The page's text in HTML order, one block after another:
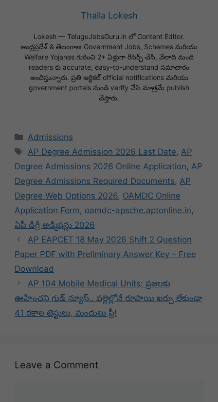
Thalla Lokesh
Lokesh — TeluguJobsGuru.in లో Content Editor.
ఆంధ్రప్రదేశ్ & తెలంగాణ Government Jobs, Schemes మరియు
Welfare Yojanas గురించి 2+ ఏళ్లుగా రీసెర్చ్ చేసి, వేలాది మంది
readers కు accurate, easy-to-understand సమాచారం
అందిస్తున్నారు. ప్రతి ఆర్టికల్ official notifications మరియు
government portals నుండి verify చేసి మాత్రమే publish
చేస్తారు.
Categories
Admissions
Tags
AP Degree Admission 2026 Last Date, AP
Degree Admissions 2026 Online Application, AP
Degree Admissions Required Documents, AP
Degree Web Options 2026, OAMDC Online
Application Form, oamdc-apsche.aptonline.in,
ఏపీ డిగ్రీ అడ్మిషన్లు 2026
AP EAPCET 18 May 2026 Shift 2 Question
Paper PDF with Preliminary Answer Key – Free
Download
AP 104 Mobile Medical Units: ప్రజలకు
ఊహించని గుడ్ న్యూస్.. పల్లెల్లోనే రూపాయి ఖర్చు లేకుండా
41 రకాల టెస్టులు, మందులు ఫ్రీ!
Leave a Comment